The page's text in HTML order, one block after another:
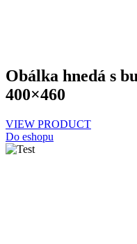
Obálka hnedá s
400×460
VIEW PRODUCT
Do eshopu